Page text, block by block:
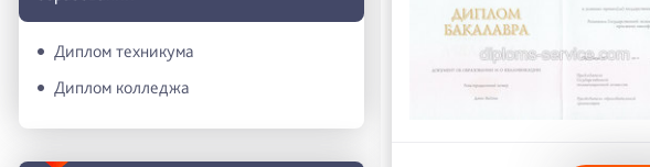
Диплом техникума
Диплом колледжа